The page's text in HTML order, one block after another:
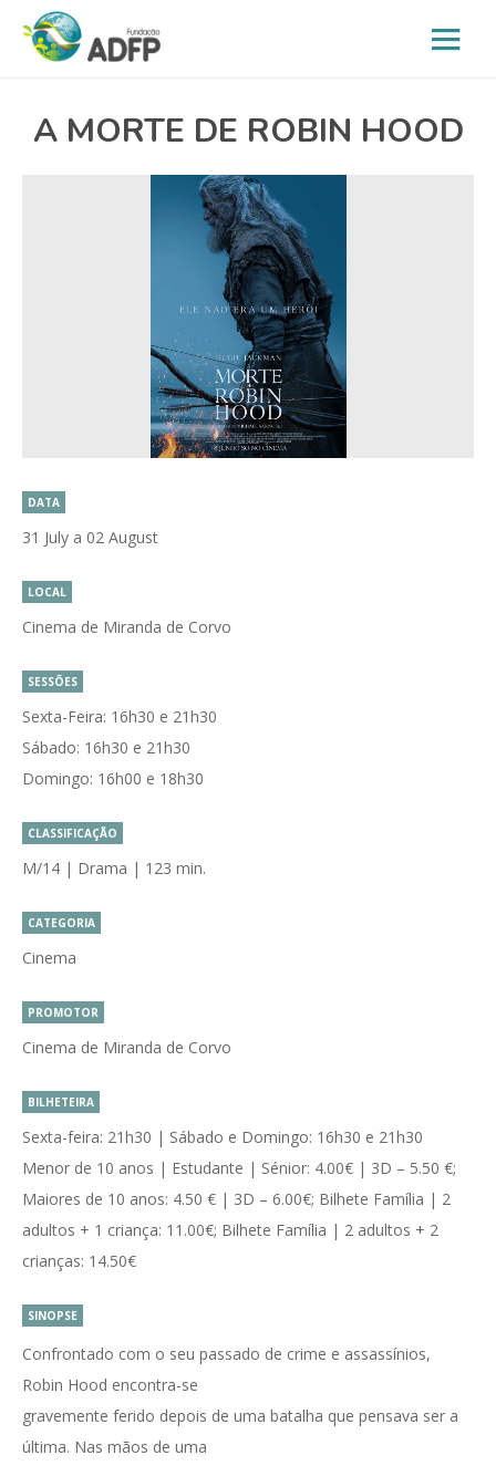
A MORTE DE ROBIN HOOD
DATA
31 July a 02 August
LOCAL
Cinema de Miranda de Corvo
SESSÕES
Sexta-Feira: 16h30 e 21h30
Sábado: 16h30 e 21h30
Domingo: 16h00 e 18h30
CLASSIFICAÇÃO
M/14 | Drama | 123 min.
CATEGORIA
Cinema
PROMOTOR
Cinema de Miranda de Corvo
BILHETEIRA
Sexta-feira: 21h30 | Sábado e Domingo: 16h30 e 21h30
Menor de 10 anos | Estudante | Sénior: 4.00€ | 3D – 5.50 €;
Maiores de 10 anos: 4.50 € | 3D – 6.00€; Bilhete Família | 2
adultos + 1 criança: 11.00€; Bilhete Família | 2 adultos + 2
crianças: 14.50€
SINOPSE
Confrontado com o seu passado de crime e assassínios,
Robin Hood encontra-se
gravemente ferido depois de uma batalha que pensava ser a
última. Nas mãos de uma